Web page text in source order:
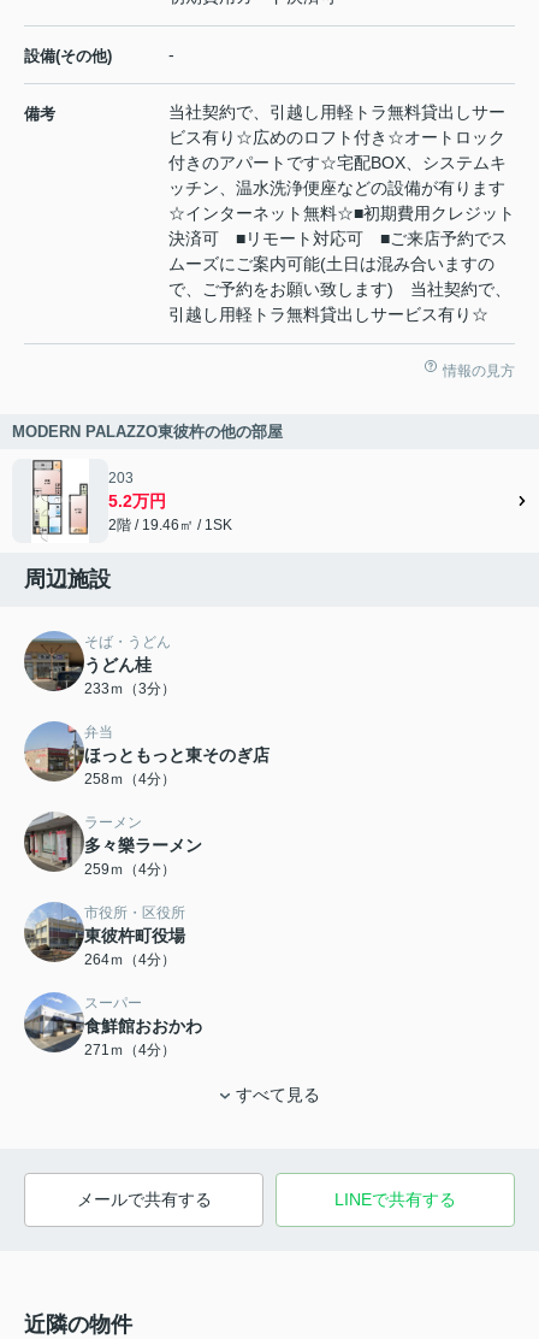
設備(その他) -
備考
当社契約で、引越し用軽トラ無料貸出しサー
ビス有り☆広めのロフト付き☆オートロック
付きのアパートです☆宅配BOX、システムキ
ッチン、温水洗浄便座などの設備が有ります
☆インターネット無料☆■初期費用クレジット
決済可 ■リモート対応可 ■ご来店予約でス
ムーズにご案内可能(土日は混み合いますの
で、ご予約をお願い致します) 当社契約で、
引越し用軽トラ無料貸出しサービス有り☆
情報の見方
MODERN PALAZZO東彼杵の他の部屋
203
5.2万円
2階 / 19.46㎡ / 1SK
周辺施設
そば・うどん
うどん桂
233ｍ（3分）
弁当
ほっともっと東そのぎ店
258ｍ（4分）
ラーメン
多々樂ラーメン
259ｍ（4分）
市役所・区役所
東彼杵町役場
264ｍ（4分）
スーパー
食鮮館おおかわ
271ｍ（4分）
すべて見る
メールで共有する LINEで共有する
近隣の物件